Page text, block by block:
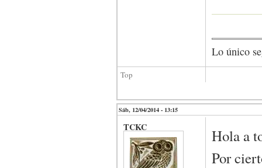
Lo único
Top
Sáb, 12/04/2014 - 13:15
TCKC
Hola a
Por